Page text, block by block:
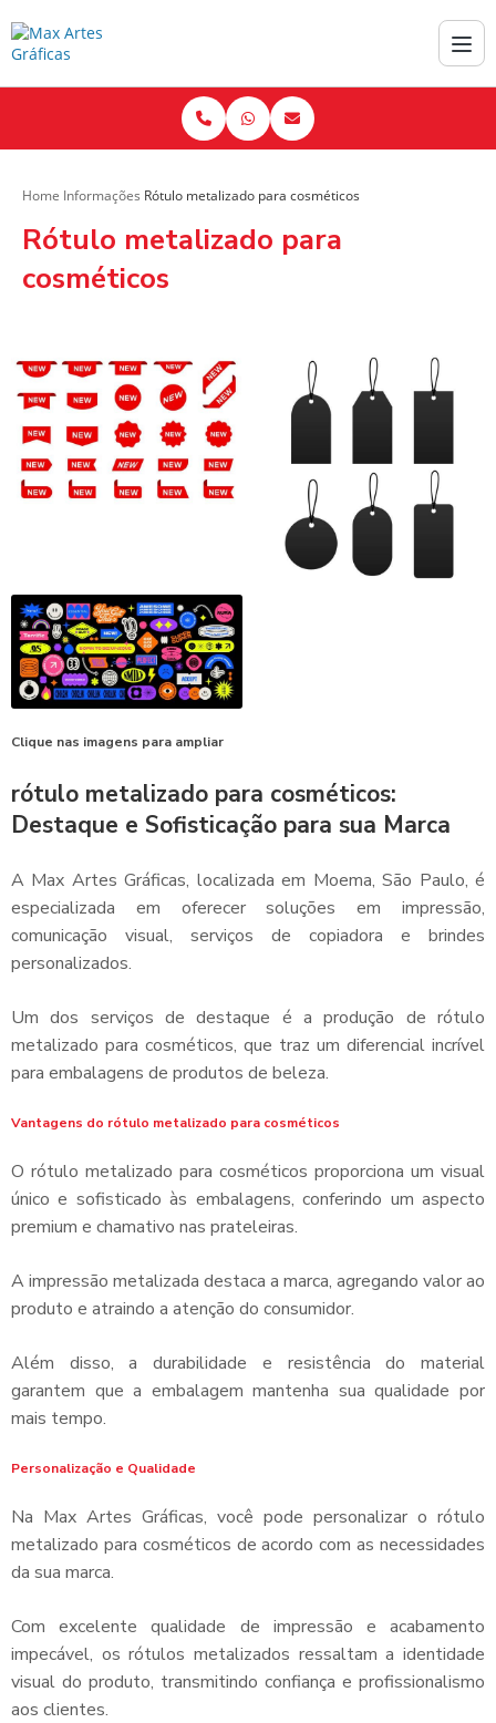
Home Informações Rótulo metalizado para cosméticos
Rótulo metalizado para
cosméticos
Clique nas imagens para ampliar
rótulo metalizado para cosméticos:
Destaque e Sofisticação para sua Marca
A Max Artes Gráficas, localizada em Moema, São Paulo, é
especializada em oferecer soluções em impressão,
comunicação visual, serviços de copiadora e brindes
personalizados.
Um dos serviços de destaque é a produção de rótulo
metalizado para cosméticos, que traz um diferencial incrível
para embalagens de produtos de beleza.
Vantagens do rótulo metalizado para cosméticos
O rótulo metalizado para cosméticos proporciona um visual
único e sofisticado às embalagens, conferindo um aspecto
premium e chamativo nas prateleiras.
A impressão metalizada destaca a marca, agregando valor ao
produto e atraindo a atenção do consumidor.
Além disso, a durabilidade e resistência do material
garantem que a embalagem mantenha sua qualidade por
mais tempo.
Personalização e Qualidade
Na Max Artes Gráficas, você pode personalizar o rótulo
metalizado para cosméticos de acordo com as necessidades
da sua marca.
Com excelente qualidade de impressão e acabamento
impecável, os rótulos metalizados ressaltam a identidade
visual do produto, transmitindo confiança e profissionalismo
aos clientes.